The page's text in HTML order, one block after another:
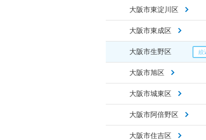
大阪市東淀川区
大阪市東成区
大阪市生野区
大阪市旭区
大阪市城東区
大阪市阿倍野区
大阪市住吉区